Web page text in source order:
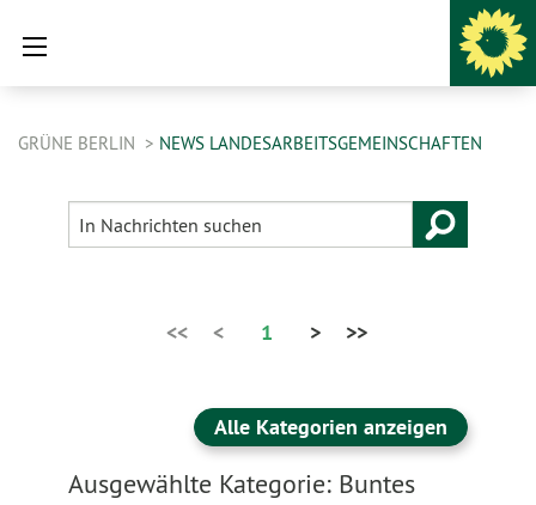
GRÜNE BERLIN NEWS LANDESARBEITSGEMEINSCHAFTEN
<< < 1 > >>
Alle Kategorien anzeigen
Ausgewählte Kategorie: Buntes